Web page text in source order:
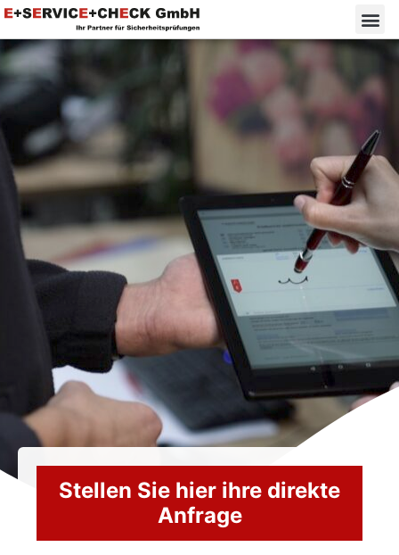
Stellen Sie hier ihre direkte
Anfrage